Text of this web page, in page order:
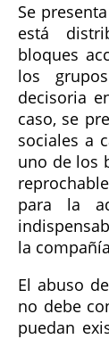
Se
está
bloques
los
decisoria
caso, se
sociales a
uno de los
para la
la
El abuso
no debe
puedan